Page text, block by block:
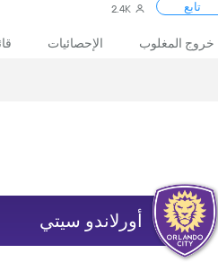
تابع 2.4K
خروج المغلوب الإحصائيات
أورلاندو سيتي